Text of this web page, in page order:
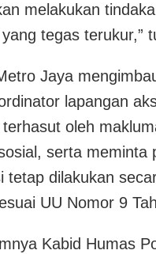
melakukan
tegas terukur,”
Jaya
lapangan
oleh
serta meminta
tetap dilakukan
UU Nomor 9
Kabid Humas